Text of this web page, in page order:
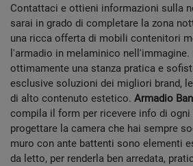
Contattaci e ottieni informazioni sulla
sarai in grado di completare la zona
una ricca offerta di mobili contenitori
l'armadio in melaminico nell'immagine.
ottimamente una stanza pratica e
esclusive soluzioni dei migliori brand,
di alto contenuto estetico. Armadio
compila il form per ricevere info di
progettare la camera che hai sempre
muro con ante battenti sono elementi
da letto, per renderla ben arredata,